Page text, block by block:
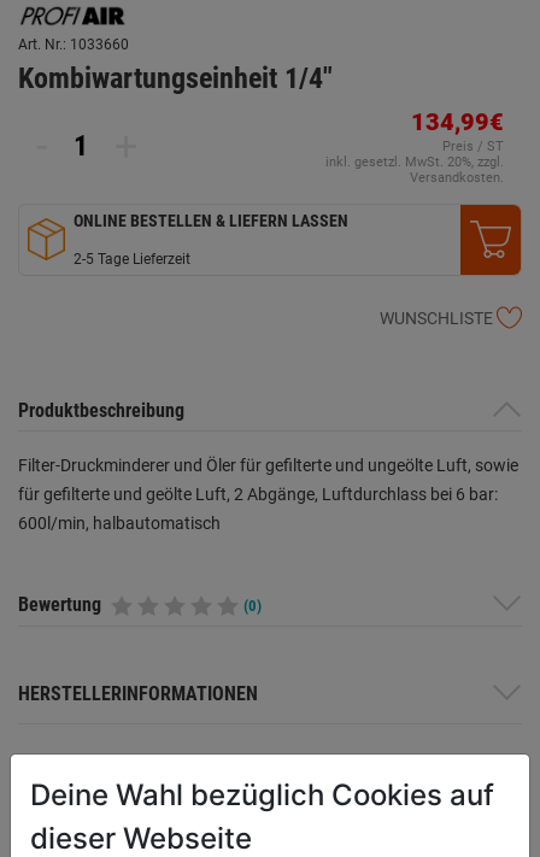
Art. Nr.: 1033660
Kombiwartungseinheit 1/4"
134,99€
Preis / ST
inkl. gesetzl. MwSt. 20%, zzgl.
Versandkosten.
ONLINE BESTELLEN & LIEFERN LASSEN
2-5 Tage Lieferzeit
WUNSCHLISTE
Produktbeschreibung
Filter-Druckminderer und Öler für gefilterte und ungeölte Luft, sowie
für gefilterte und geölte Luft, 2 Abgänge, Luftdurchlass bei 6 bar:
600l/min, halbautomatisch
Bewertung (0)
HERSTELLERINFORMATIONEN
AUCH INTERESSANT
Deine Wahl bezüglich Cookies auf
dieser Webseite